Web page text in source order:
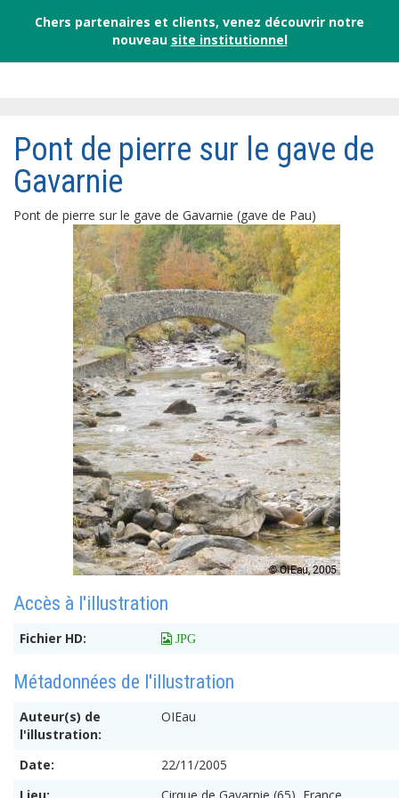
Chers partenaires et clients, venez découvrir notre
nouveau site institutionnel
Pont de pierre sur le gave de
Gavarnie
Pont de pierre sur le gave de Gavarnie (gave de Pau)
Accès à l'illustration
Fichier HD:  JPG
Métadonnées de l'illustration
Auteur(s) de
l'illustration:
OIEau
Date:
22/11/2005